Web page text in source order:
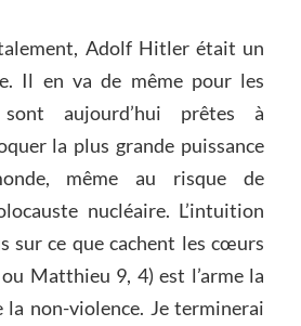
Adolf Hitler était un
Il en va de même pour les
aujourd’hui prêtes à
la plus grande puissance
même au risque de
nucléaire. L’intuition
sur ce que cachent les cœurs
Matthieu 9, 4) est l’arme la
la non-violence. Je terminerai